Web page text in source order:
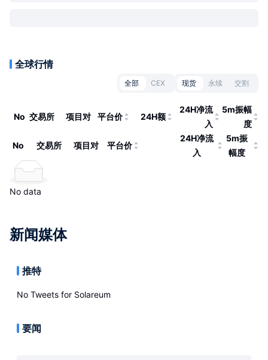
全球行情
全部 CEX 现货 永续 交割
No 交易所 项目对 平台价 24H额
24H净流
入
5m振幅
度
No 交易所 项目对 平台价
24H净流
入
5m振
幅度
No data
新闻媒体
推特
No Tweets for Solareum
要闻